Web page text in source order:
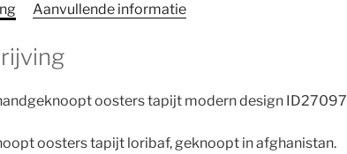
Aanvullende informatie
oosters tapijt modern design ID27097
oosters tapijt loribaf, geknoopt in afghanistan.